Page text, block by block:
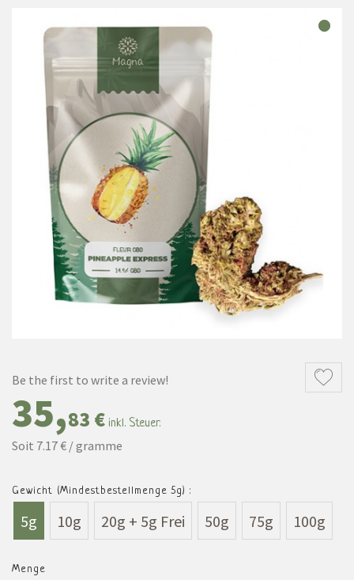
Be the first to write a review!
35,83 € inkl. Steuer.
Soit 7.17 € / gramme
Gewicht (Mindestbestellmenge 5g) :
5g 10g 20g + 5g Frei 50g 75g 100g
Menge